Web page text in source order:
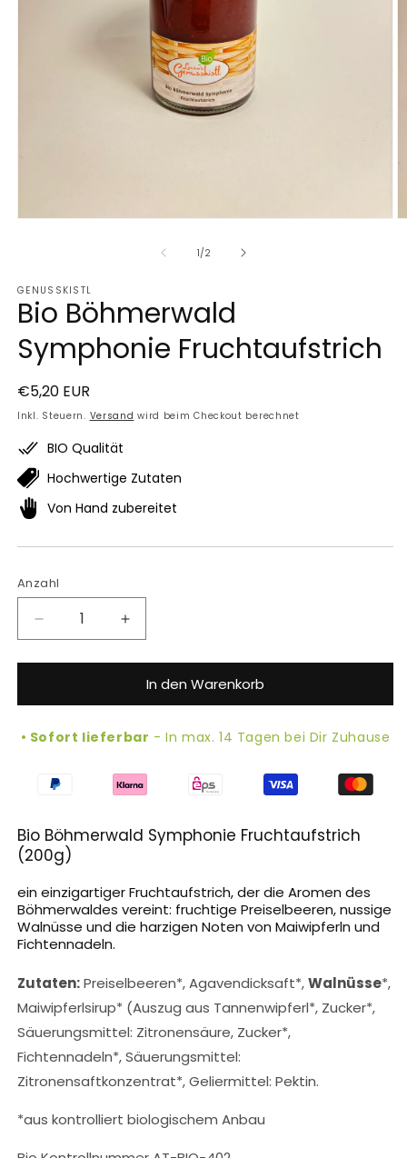
1/von
2
GENUSSKISTL
Bio Böhmerwald
Symphonie Fruchtaufstrich
Normaler
Preis
€5,20 EUR
Inkl. Steuern. Versand wird beim Checkout berechnet
BIO Qualität
Hochwertige Zutaten
Von Hand zubereitet
Anzahl
Verringere
die
Menge
Bio
Symphonie
Erhöhe
die
Menge
Bio
Symphonie
In den Warenkorb
• Sofort lieferbar - In max. 14 Tagen bei Dir Zuhause
Supported payment methods
Bio Böhmerwald Symphonie Fruchtaufstrich
(200g)
ein einzigartiger Fruchtaufstrich, der die Aromen des
Böhmerwaldes vereint: fruchtige Preiselbeeren, nussige
Walnüsse und die harzigen Noten von Maiwipferln und
Fichtennadeln.
Zutaten:Preiselbeeren*, Agavendicksaft*,Walnüsse*,
Maiwipferlsirup* (Auszug aus Tannenwipferl*, Zucker*,
Säuerungsmittel: Zitronensäure, Zucker*,
Fichtennadeln*, Säuerungsmittel:
Zitronensaftkonzentrat*, Geliermittel: Pektin.
*aus kontrolliert biologischem Anbau